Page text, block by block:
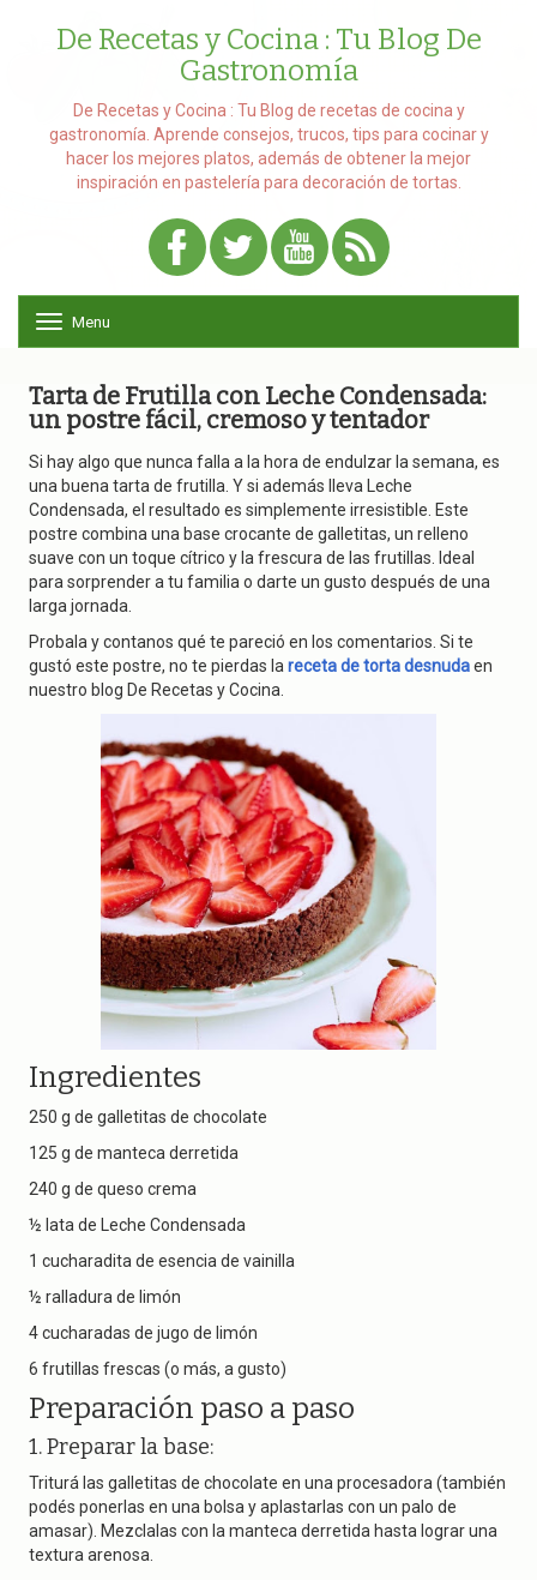
De Recetas y Cocina : Tu Blog De
Gastronomía
De Recetas y Cocina : Tu Blog de recetas de cocina y
gastronomía. Aprende consejos, trucos, tips para cocinar y
hacer los mejores platos, además de obtener la mejor
inspiración en pastelería para decoración de tortas.
o
g
l
e
a
v
i
g
a
t
n
Menu
Tarta de Frutilla con Leche Condensada:
un postre fácil, cremoso y tentador
Si hay algo que nunca falla a la hora de endulzar la semana, es
una buena tarta de frutilla. Y si además lleva Leche
Condensada, el resultado es simplemente irresistible. Este
postre combina una base crocante de galletitas, un relleno
suave con un toque cítrico y la frescura de las frutillas. Ideal
para sorprender a tu familia o darte un gusto después de una
larga jornada.
Probala y contanos qué te pareció en los comentarios. Si te
gustó este postre, no te pierdas la receta de torta desnudaen
nuestro blog De Recetas y Cocina.
Ingredientes
250 g de galletitas de chocolate
125 g de manteca derretida
240 g de queso crema
½ lata de Leche Condensada
1 cucharadita de esencia de vainilla
½ ralladura de limón
4 cucharadas de jugo de limón
6 frutillas frescas (o más, a gusto)
Preparación paso a paso
1. Preparar la base:
Triturá las galletitas de chocolate en una procesadora (también
podés ponerlas en una bolsa y aplastarlas con un palo de
amasar). Mezclalas con la manteca derretida hasta lograr una
textura arenosa.